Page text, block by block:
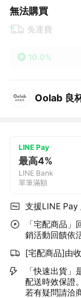
無法購買
免運費
10.0%
Oolab 良
LINE Pay
最高4%
LINE Bank
單筆滿額
支援LINE Pay
「宅配商品
銷活動回饋依
[宅配商品]由
「快速出貨
配送時效保證
若有疑問請洽